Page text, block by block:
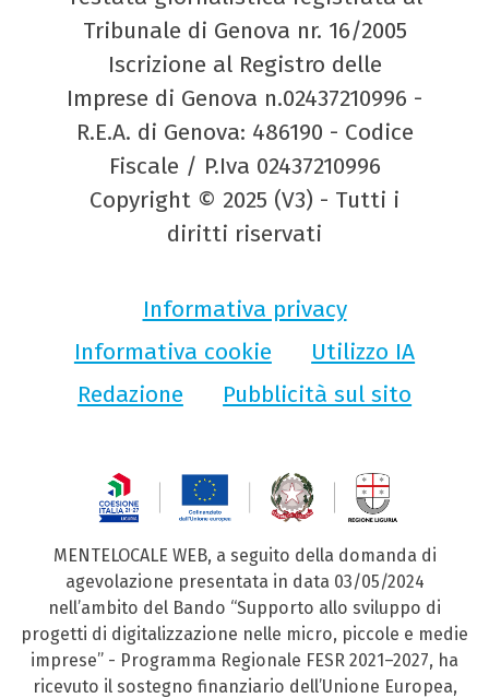
Tribunale di Genova nr. 16/2005
Iscrizione al Registro delle
Imprese di Genova n.02437210996 -
R.E.A. di Genova: 486190 - Codice
Fiscale / P.Iva 02437210996
Copyright © 2025 (V3) - Tutti i
diritti riservati
Informativa privacy
Informativa cookie
Utilizzo IA
Redazione
Pubblicità sul sito
MENTELOCALE WEB, a seguito della domanda di
agevolazione presentata in data 03/05/2024
nell’ambito del Bando “Supporto allo sviluppo di
progetti di digitalizzazione nelle micro, piccole e medie
imprese” - Programma Regionale FESR 2021–2027, ha
ricevuto il sostegno finanziario dell’Unione Europea,